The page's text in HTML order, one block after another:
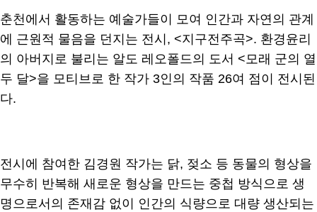
춘천에서 활동하는 예술가들이 모여 인간과 자연의 관계
에 근원적 물음을 던지는 전시, <지구전주곡>. 환경윤리
의 아버지로 불리는 알도 레오폴드의 도서 <모래 군의 열
두 달>을 모티브로 한 작가 3인의 작품 26여 점이 전시된
다.
전시에 참여한 김경원 작가는 닭, 젖소 등 동물의 형상을
무수히 반복해 새로운 형상을 만드는 중첩 방식으로 생
명으로서의 존재감 없이 인간의 식량으로 대량 생산되는